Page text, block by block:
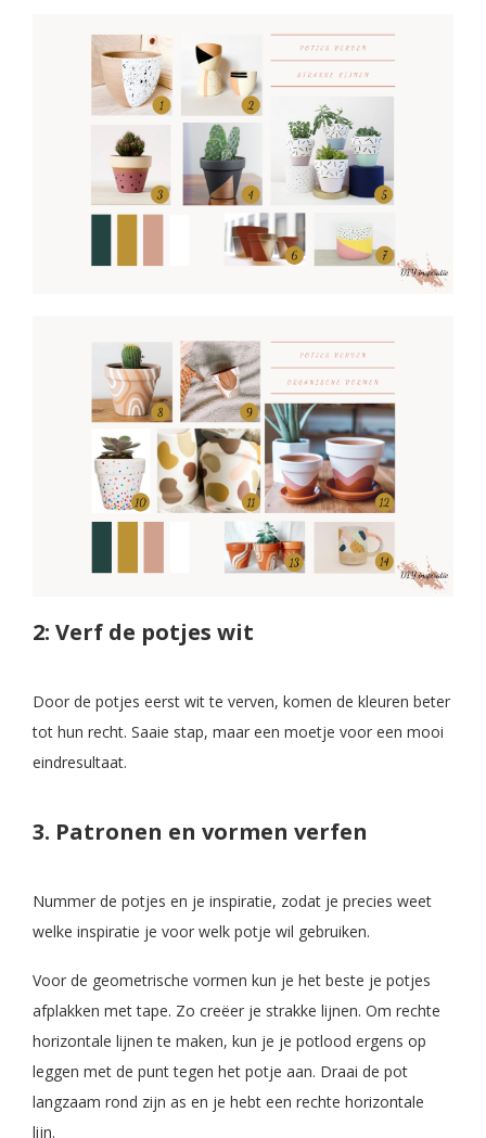
2: Verf de potjes wit
Door de potjes eerst wit te verven, komen de kleuren beter
tot hun recht. Saaie stap, maar een moetje voor een mooi
eindresultaat.
3. Patronen en vormen verfen
Nummer de potjes en je inspiratie, zodat je precies weet
welke inspiratie je voor welk potje wil gebruiken.
Voor de geometrische vormen kun je het beste je potjes
afplakken met tape. Zo creëer je strakke lijnen. Om rechte
horizontale lijnen te maken, kun je je potlood ergens op
leggen met de punt tegen het potje aan. Draai de pot
langzaam rond zijn as en je hebt een rechte horizontale
lijn.